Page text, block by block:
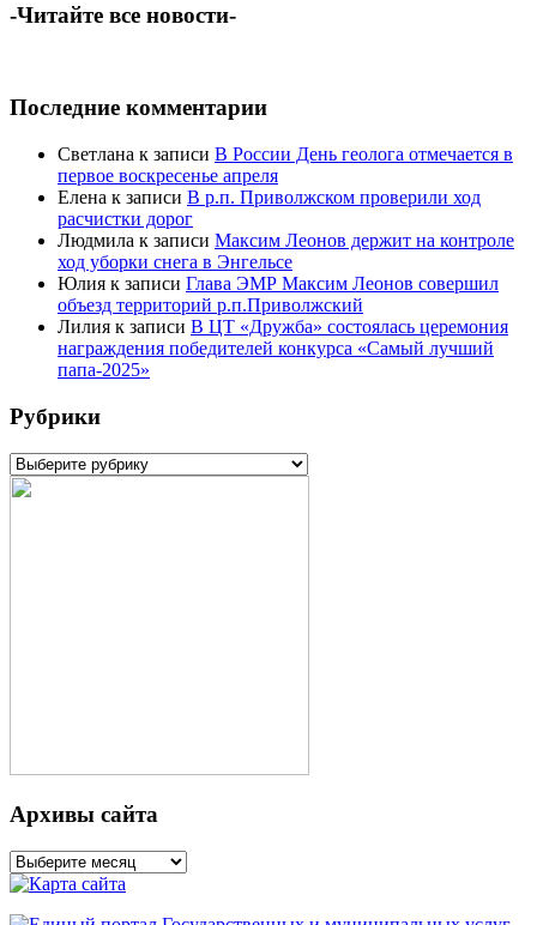
-Читайте все новости-
Последние комментарии
Светлана к записи В России День геолога отмечается в
первое воскресенье апреля
Елена к записи В р.п. Приволжском проверили ход
расчистки дорог
Людмила к записи Максим Леонов держит на контроле
ход уборки снега в Энгельсе
Юлия к записи Глава ЭМР Максим Леонов совершил
объезд территорий р.п.Приволжский
Лилия к записи В ЦТ «Дружба» состоялась церемония
награждения победителей конкурса «Самый лучший
папа-2025»
Рубрики
Рубрики
Архивы сайта
Архивы
сайта